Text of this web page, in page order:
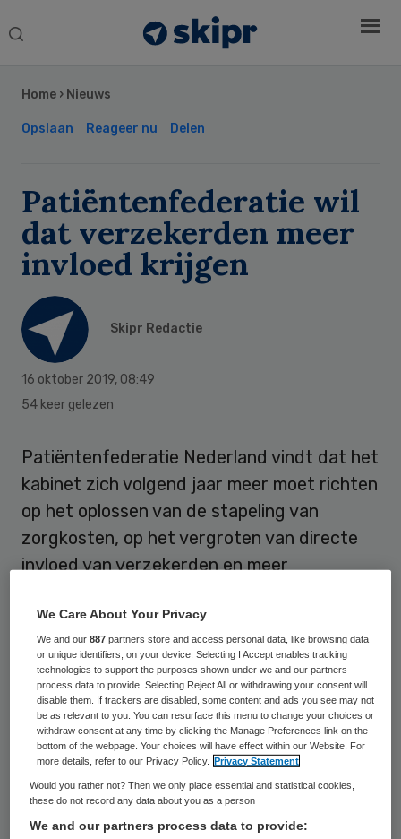
Search
Home › Nieuws
Opslaan Reageer nu Delen
Patiëntenfederatie wil
dat verzekerden meer
invloed krijgen
Skipr Redactie
16 oktober 2019, 08:49
54 keer gelezen
Patiëntenfederatie Nederland vindt dat het
kabinet zich volgend jaar meer moet richten
op het oplossen van de stapeling van
zorgkosten, op het vergroten van directe
invloed van verzekerden en meer
arbeidsparticipatie van chronisch zieken.
De koepel van
patiëntenorganisaties stuurde een
briefnaar de Tweede Kamer met input voor
de begrotingsbesprekingen binnen het
ministerie van VWS. Daarin pleit zij onder
andere voor het verkennen van meer
directe vormen van verzekerdeninvloed. De
Sidebar
We Care About Your Privacy
We and our887 partners store and access personal data, like browsing data
or unique identifiers, on your device. Selecting I Accept enables tracking
technologies to support the purposes shown under we and our partners
process data to provide. Selecting Reject All or withdrawing your consent will
disable them. If trackers are disabled, some content and ads you see may not
be as relevant to you. You can resurface this menu to change your choices or
withdraw consent at any time by clicking the Manage Preferences link on the
bottom of the webpage. Your choices will have effect within our Website. For
more details, refer to our Privacy Policy.
Privacy Statement
Would you rather not? Then we only place essential and statistical cookies,
these do not record any data about you as a person
We and our partners process data to provide: